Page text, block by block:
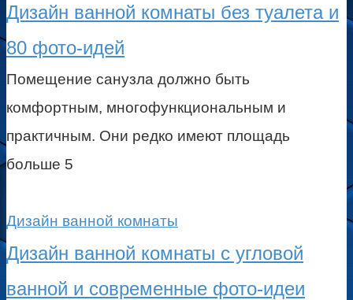
Дизайн ванной комнаты без туалета и
80 фото-идей
Помещение санузла должно быть
комфортным, многофункциональным и
практичным. Они редко имеют площадь
больше 5
Дизайн ванной комнаты
Дизайн ванной комнаты с угловой
ванной и современные фото-идеи